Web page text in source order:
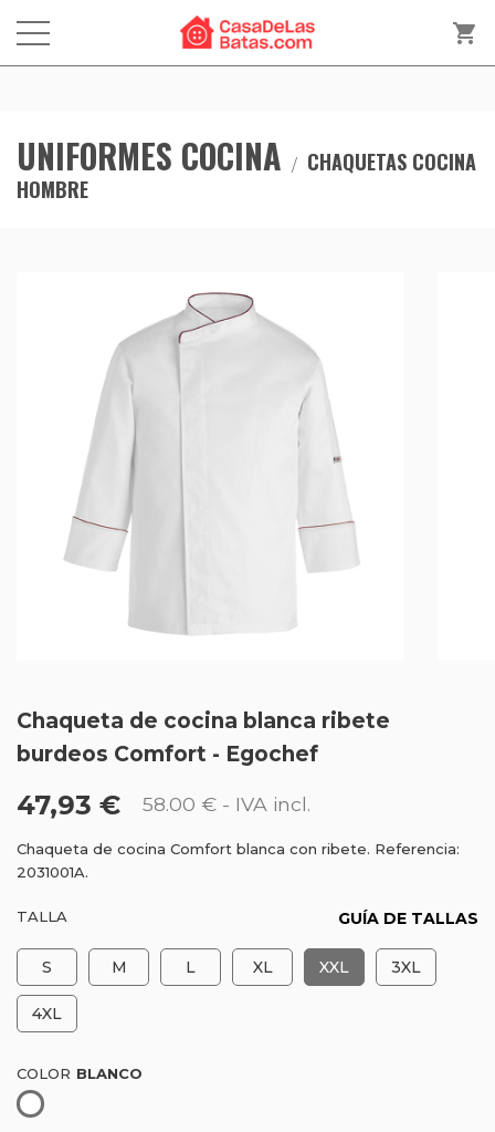
shopping_cart
UNIFORMES COCINA
CHAQUETAS COCINA
HOMBRE
Chaqueta de cocina blanca ribete
burdeos Comfort - Egochef
47,93 € 58.00 € - IVA incl.
Chaqueta de cocina Comfort blanca con ribete. Referencia:
2031001A.
TALLA GUÍA DE TALLAS
S M L XL XXL 3XL
4XL
COLOR
Blanco